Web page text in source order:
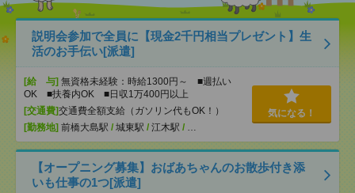
説明会参加で全員に【現金2千円相当プレゼント】生
活のお手伝い[派遣]
[給 与] 無資格未経験：時給1300円～ ■週払い
OK ■扶養内OK ■日収1万400円以上
[交通費]交通費全額支給（ガソリン代もOK！）
[勤務地] 前橋大島駅 / 城東駅 / 江木駅 / …
気になる！
【オープニング募集】おばあちゃんのお散歩付き添
いも仕事の1つ[派遣]